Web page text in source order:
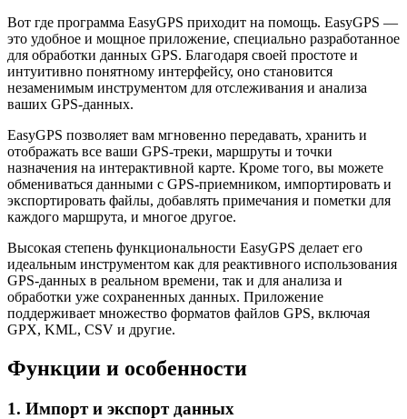
Вот где программа EasyGPS приходит на помощь. EasyGPS —
это удобное и мощное приложение, специально разработанное
для обработки данных GPS. Благодаря своей простоте и
интуитивно понятному интерфейсу, оно становится
незаменимым инструментом для отслеживания и анализа
ваших GPS-данных.
EasyGPS позволяет вам мгновенно передавать, хранить и
отображать все ваши GPS-треки, маршруты и точки
назначения на интерактивной карте. Кроме того, вы можете
обмениваться данными с GPS-приемником, импортировать и
экспортировать файлы, добавлять примечания и пометки для
каждого маршрута, и многое другое.
Bысокая степень функциональности EasyGPS делает его
идеальным инструментом как для реактивного использования
GPS-данных в реальном времени, так и для анализа и
обработки уже сохраненных данных. Приложение
поддерживает множество форматов файлов GPS, включая
GPX, KML, CSV и другие.
Функции и особенности
1. Импорт и экспорт данных